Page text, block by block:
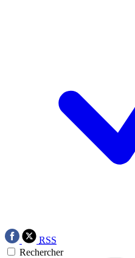
RSS
Rechercher